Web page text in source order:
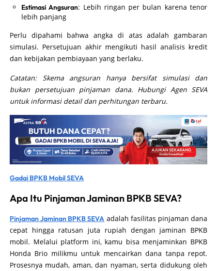
Estimasi Angsuran: Lebih ringan per bulan karena tenor
lebih panjang
Perlu dipahami bahwa angka di atas adalah gambaran
simulasi. Persetujuan akhir mengikuti hasil analisis kredit
dan kebijakan pembiayaan yang berlaku.
Catatan: Skema angsuran hanya bersifat simulasi dan
bukan persetujuan pinjaman dana. Hubungi Agen SEVA
untuk informasi detail dan perhitungan terbaru.
Gadai BPKB Mobil SEVA
Apa Itu Pinjaman Jaminan BPKB SEVA?
Pinjaman Jaminan BPKB SEVA adalah fasilitas pinjaman dana
cepat hingga ratusan juta rupiah dengan jaminan BPKB
mobil. Melalui platform ini, kamu bisa menjaminkan BPKB
Honda Brio milikmu untuk mencairkan dana tanpa repot.
Prosesnya mudah, aman, dan nyaman, serta didukung oleh